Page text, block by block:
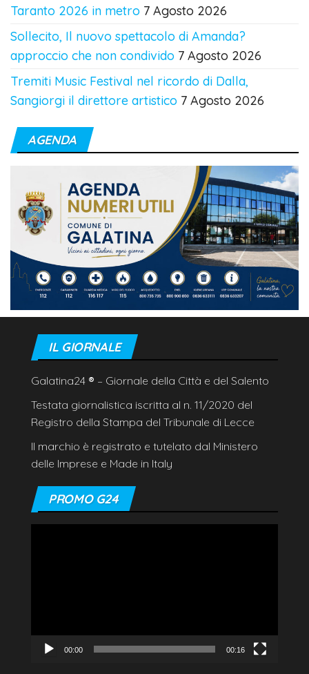
Taranto 2026 in metro 7 Agosto 2026
Sollecito, Il nuovo spettacolo di Amanda?
approccio che non condivido 7 Agosto 2026
Tremiti Music Festival nel ricordo di Dalla,
Sangiorgi il direttore artistico 7 Agosto 2026
AGENDA
IL GIORNALE
Galatina24 ® – Giornale della Città e del Salento
Testata giornalistica iscritta al n. 11/2020 del
Registro della Stampa del Tribunale di Lecce
Il marchio è registrato e tutelato dal Ministero
delle Imprese e Made in Italy
PROMO G24
00:00 00:16